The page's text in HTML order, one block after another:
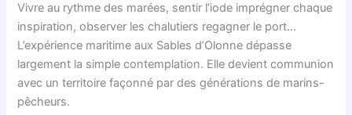
Vivre au rythme des marées, sentir l’iode imprégner chaque
inspiration, observer les chalutiers regagner le port…
L’expérience maritime aux Sables d’Olonne dépasse
largement la simple contemplation. Elle devient communion
avec un territoire façonné par des générations de marins-
pêcheurs.